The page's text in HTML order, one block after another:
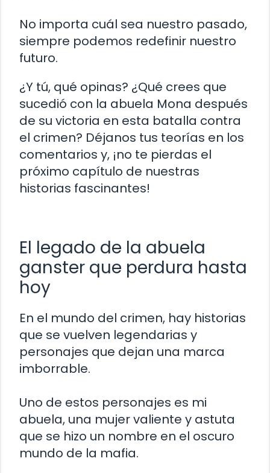
No importa cuál sea nuestro pasado,
siempre podemos redefinir nuestro
futuro.
¿Y tú, qué opinas? ¿Qué crees que
sucedió con la abuela Mona después
de su victoria en esta batalla contra
el crimen? Déjanos tus teorías en los
comentarios y, ¡no te pierdas el
próximo capítulo de nuestras
historias fascinantes!
El legado de la abuela
ganster que perdura hasta
hoy
En el mundo del crimen, hay historias
que se vuelven legendarias y
personajes que dejan una marca
imborrable.
Uno de estos personajes es mi
abuela, una mujer valiente y astuta
que se hizo un nombre en el oscuro
mundo de la mafia.